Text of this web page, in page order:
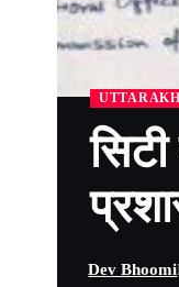
Dev Bhoomi